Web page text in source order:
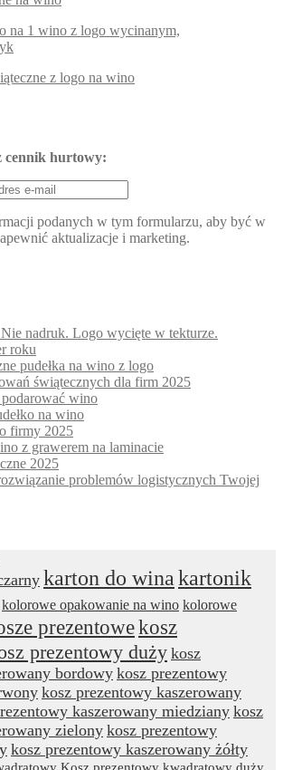
cennik hurtowy:
podanych w tym formularzu, aby być w
aktualizacje i marketing.
nadruk. Logo wycięte w tekturze.
roku
pudełka na wino z logo
świątecznych dla firm 2025
wino
na wino
firmy 2025
z grawerem na laminacie
2025
problemów logistycznych Twojej
karton do wina kartonik
kolorowe opakowanie na wino kolorowe
prezentowekosz
prezentowy duży kosz
bordowy kosz prezentowy
kosz prezentowy kaszerowany
kaszerowany miedziany kosz
zielony kosz prezentowy
kosz prezentowy kaszerowany żółty